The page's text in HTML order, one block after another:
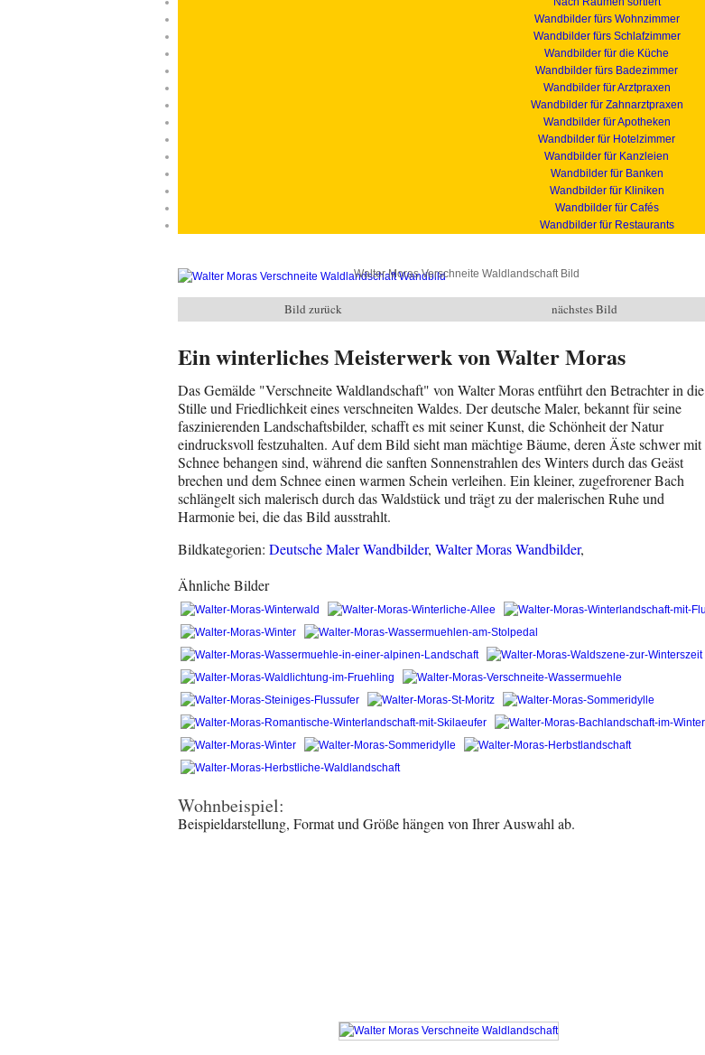
Wandbilder fürs Wohnzimmer
Wandbilder fürs Schlafzimmer
Wandbilder für die Küche
Wandbilder fürs Badezimmer
Wandbilder für Arztpraxen
Wandbilder für Zahnarztpraxen
Wandbilder für Apotheken
Wandbilder für Hotelzimmer
Wandbilder für Kanzleien
Wandbilder für Banken
Wandbilder für Kliniken
Wandbilder für Cafés
Wandbilder für Restaurants
Walter Moras Verschneite Waldlandschaft Bild
Bild zurück nächstes Bild
Ein winterliches Meisterwerk von Walter Moras
Das Gemälde "Verschneite Waldlandschaft" von Walter Moras entführt den Betrachter in die
Stille und Friedlichkeit eines verschneiten Waldes. Der deutsche Maler, bekannt für seine
faszinierenden Landschaftsbilder, schafft es mit seiner Kunst, die Schönheit der Natur
eindrucksvoll festzuhalten. Auf dem Bild sieht man mächtige Bäume, deren Äste schwer mit
Schnee behangen sind, während die sanften Sonnenstrahlen des Winters durch das Geäst
brechen und dem Schnee einen warmen Schein verleihen. Ein kleiner, zugefrorener Bach
schlängelt sich malerisch durch das Waldstück und trägt zu der malerischen Ruhe und
Harmonie bei, die das Bild ausstrahlt.
Bildkategorien: Deutsche Maler Wandbilder, Walter Moras Wandbilder,
Ähnliche Bilder
Wohnbeispiel:
Beispieldarstellung, Format und Größe hängen von Ihrer Auswahl ab.